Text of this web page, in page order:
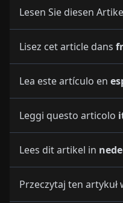
Lesen Sie diesen
Lisez cet article dans
Lea este artículo en
Leggi questo articolo
Lees dit artikel in
Przeczytaj ten artykuł